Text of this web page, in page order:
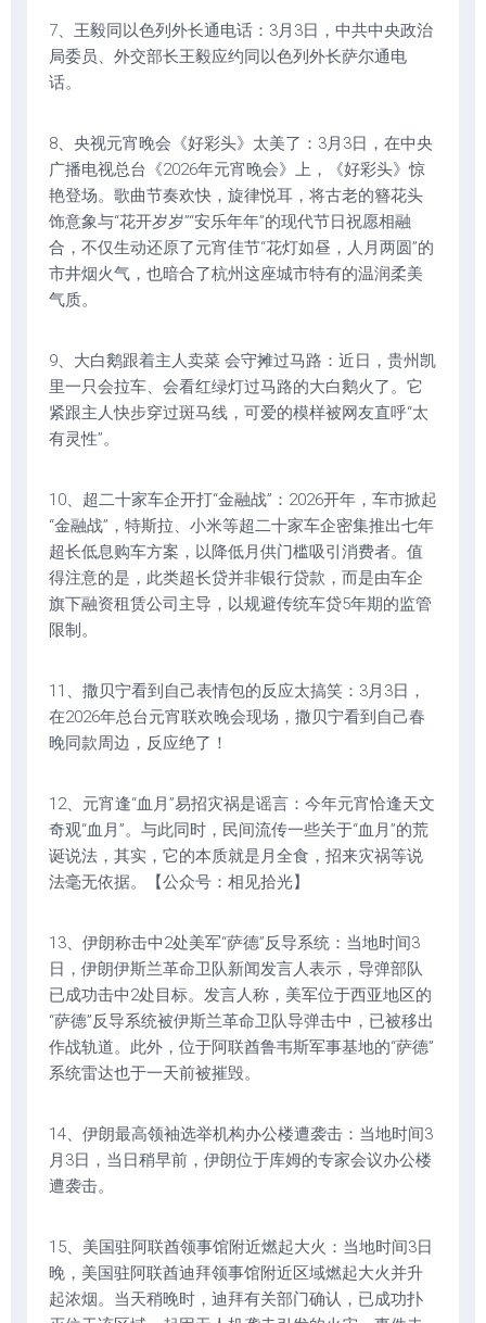
7、王毅同以色列外长通电话：3月3日，中共中央政治
局委员、外交部长王毅应约同以色列外长萨尔通电
话。
8、央视元宵晚会《好彩头》太美了：3月3日，在中央
广播电视总台《2026年元宵晚会》上，《好彩头》惊
艳登场。歌曲节奏欢快，旋律悦耳，将古老的簪花头
饰意象与“花开岁岁”“安乐年年”的现代节日祝愿相融
合，不仅生动还原了元宵佳节“花灯如昼，人月两圆”的
市井烟火气，也暗合了杭州这座城市特有的温润柔美
气质。
9、大白鹅跟着主人卖菜 会守摊过马路：近日，贵州凯
里一只会拉车、会看红绿灯过马路的大白鹅火了。它
紧跟主人快步穿过斑马线，可爱的模样被网友直呼“太
有灵性”。
10、超二十家车企开打“金融战”：2026开年，车市掀起
“金融战”，特斯拉、小米等超二十家车企密集推出七年
超长低息购车方案，以降低月供门槛吸引消费者。值
得注意的是，此类超长贷并非银行贷款，而是由车企
旗下融资租赁公司主导，以规避传统车贷5年期的监管
限制。
11、撒贝宁看到自己表情包的反应太搞笑：3月3日，
在2026年总台元宵联欢晚会现场，撒贝宁看到自己春
晚同款周边，反应绝了！
12、元宵逢“血月”易招灾祸是谣言：今年元宵恰逢天文
奇观“血月”。与此同时，民间流传一些关于“血月”的荒
诞说法，其实，它的本质就是月全食，招来灾祸等说
法毫无依据。【公众号：相见拾光】
13、伊朗称击中2处美军“萨德”反导系统：当地时间3
日，伊朗伊斯兰革命卫队新闻发言人表示，导弹部队
已成功击中2处目标。发言人称，美军位于西亚地区的
“萨德”反导系统被伊斯兰革命卫队导弹击中，已被移出
作战轨道。此外，位于阿联酋鲁韦斯军事基地的“萨德”
系统雷达也于一天前被摧毁。
14、伊朗最高领袖选举机构办公楼遭袭击：当地时间3
月3日，当日稍早前，伊朗位于库姆的专家会议办公楼
遭袭击。
15、美国驻阿联酋领事馆附近燃起大火：当地时间3日
晚，美国驻阿联酋迪拜领事馆附近区域燃起大火并升
起浓烟。当天稍晚时，迪拜有关部门确认，已成功扑